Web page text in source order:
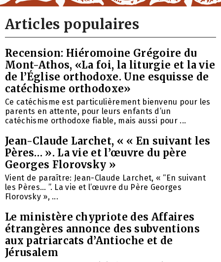
Articles populaires
Recension: Hiéromoine Grégoire du
Mont-Athos, «La foi, la liturgie et la vie
de l’Église orthodoxe. Une esquisse de
catéchisme orthodoxe»
Ce catéchisme est particulièrement bienvenu pour les
parents en attente, pour leurs enfants d’un
catéchisme orthodoxe fiable, mais aussi pour ...
Jean-Claude Larchet, « « En suivant les
Pères… ». La vie et l’œuvre du père
Georges Florovsky »
Vient de paraître: Jean-Claude Larchet, « “En suivant
les Pères… ”. La vie et l’œuvre du Père Georges
Florovsky », ...
Le ministère chypriote des Affaires
étrangères annonce des subventions
aux patriarcats d’Antioche et de
Jérusalem